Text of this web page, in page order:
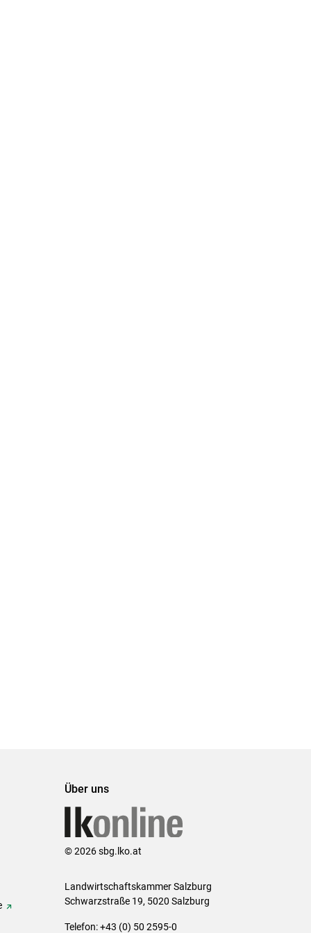
Über uns
© 2026 sbg.lko.at
Landwirtschaftskammer Salzburg
Schwarzstraße 19, 5020 Salzburg
Telefon: +43 (0) 50 2595-0